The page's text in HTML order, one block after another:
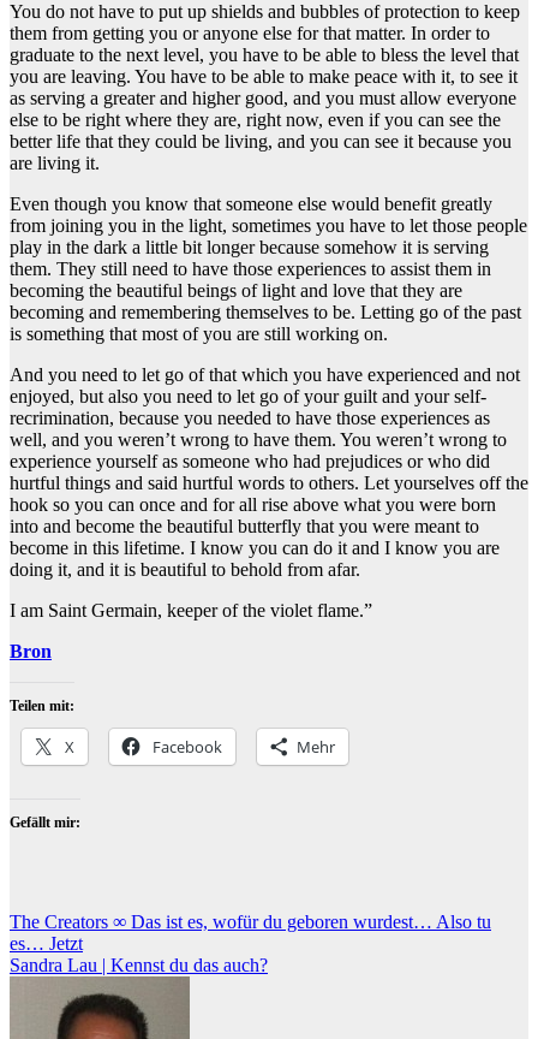
You do not have to put up shields and bubbles of protection to keep
them from getting you or anyone else for that matter. In order to
graduate to the next level, you have to be able to bless the level that
you are leaving. You have to be able to make peace with it, to see it
as serving a greater and higher good, and you must allow everyone
else to be right where they are, right now, even if you can see the
better life that they could be living, and you can see it because you
are living it.
Even though you know that someone else would benefit greatly
from joining you in the light, sometimes you have to let those people
play in the dark a little bit longer because somehow it is serving
them. They still need to have those experiences to assist them in
becoming the beautiful beings of light and love that they are
becoming and remembering themselves to be. Letting go of the past
is something that most of you are still working on.
And you need to let go of that which you have experienced and not
enjoyed, but also you need to let go of your guilt and your self-
recrimination, because you needed to have those experiences as
well, and you weren’t wrong to have them. You weren’t wrong to
experience yourself as someone who had prejudices or who did
hurtful things and said hurtful words to others. Let yourselves off the
hook so you can once and for all rise above what you were born
into and become the beautiful butterfly that you were meant to
become in this lifetime. I know you can do it and I know you are
doing it, and it is beautiful to behold from afar.
I am Saint Germain, keeper of the violet flame.”
Bron
Teilen mit:
X Facebook Mehr
Gefällt mir:
Beitragsnavigation
The Creators ∞ Das ist es, wofür du geboren wurdest… Also tu
es… Jetzt
Sandra Lau | Kennst du das auch?